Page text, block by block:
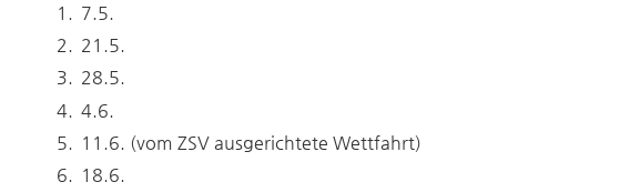
7.5.
21.5.
28.5.
4.6.
11.6. (vom ZSV ausgerichtete Wettfahrt)
18.6.